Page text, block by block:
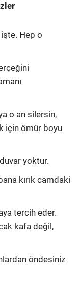
Hep o
o an silersin,
için ömür boyu
yoktur.
kırık camdaki
tercih eder.
kafa değil,
öndesiniz